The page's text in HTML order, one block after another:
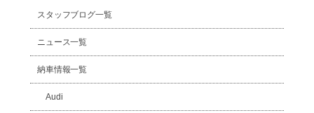
スタッフブログ一覧
ニュース一覧
納車情報一覧
Audi